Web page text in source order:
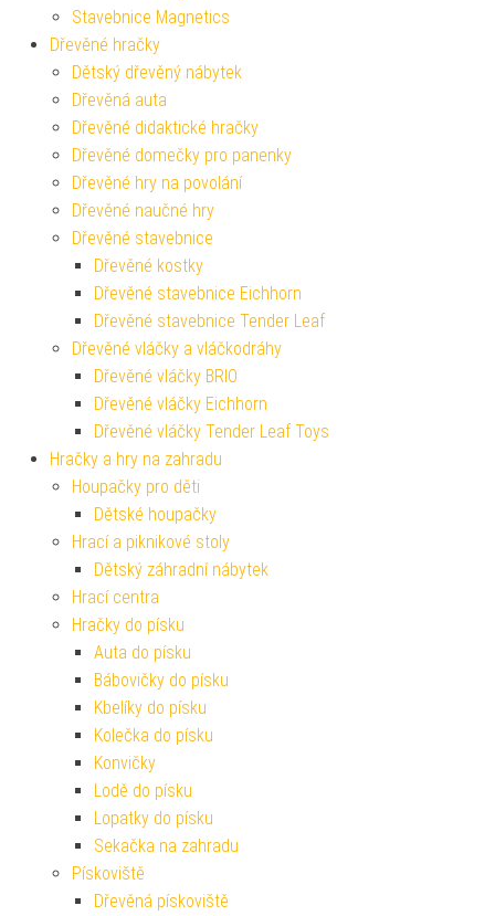
Stavebnice Magnetics
Dřevěné hračky
Dětský dřevěný nábytek
Dřevěná auta
Dřevěné didaktické hračky
Dřevěné domečky pro panenky
Dřevěné hry na povolání
Dřevěné naučné hry
Dřevěné stavebnice
Dřevěné kostky
Dřevěné stavebnice Eichhorn
Dřevěné stavebnice Tender Leaf
Dřevěné vláčky a vláčkodráhy
Dřevěné vláčky BRIO
Dřevěné vláčky Eichhorn
Dřevěné vláčky Tender Leaf Toys
Hračky a hry na zahradu
Houpačky pro děti
Dětské houpačky
Hrací a piknikové stoly
Dětský záhradní nábytek
Hrací centra
Hračky do písku
Auta do písku
Bábovičky do písku
Kbelíky do písku
Kolečka do písku
Konvičky
Lodě do písku
Lopatky do písku
Sekačka na zahradu
Pískoviště
Dřevěná pískoviště